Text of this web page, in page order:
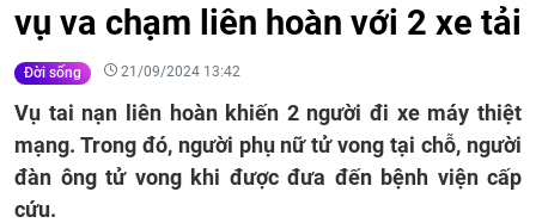
vụ va chạm liên hoàn với 2 xe tải
Đời sống 21/09/2024 13:42
Vụ tai nạn liên hoàn khiến 2 người đi xe máy thiệt
mạng. Trong đó, người phụ nữ tử vong tại chỗ, người
đàn ông tử vong khi được đưa đến bệnh viện cấp
cứu.